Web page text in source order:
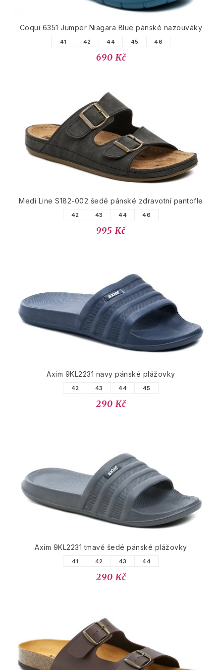
Coqui 6351 Jumper Niagara Blue pánské nazouváky
41 42 44 45 46
690 Kč
Medi Line S182-002 šedé pánské zdravotní pantofle
42 43 44 46
995 Kč
Axim 9KL2231 navy pánské plážovky
42 43 44 45
290 Kč
Axim 9KL2231 tmavě šedé pánské plážovky
41 42 43 44
290 Kč